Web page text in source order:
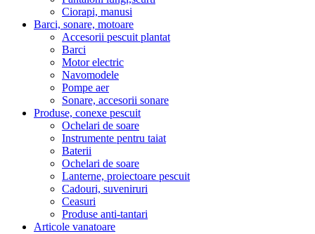
Ciorapi, manusi
Barci, sonare, motoare
Accesorii pescuit plantat
Barci
Motor electric
Navomodele
Pompe aer
Sonare, accesorii sonare
Produse, conexe pescuit
Ochelari de soare
Instrumente pentru taiat
Baterii
Ochelari de soare
Lanterne, proiectoare pescuit
Cadouri, suveniruri
Ceasuri
Produse anti-tantari
Articole vanatoare